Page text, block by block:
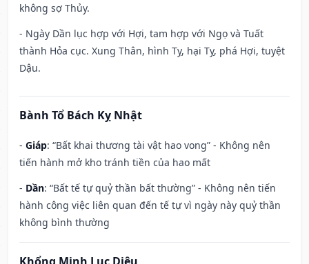
không sợ Thủy.
- Ngày Dần lục hợp với Hợi, tam hợp với Ngọ và Tuất
thành Hỏa cục. Xung Thân, hình Tỵ, hại Tỵ, phá Hợi, tuyệt
Dậu.
Bành Tổ Bách Kỵ Nhật
- Giáp: “Bất khai thương tài vật hao vong” - Không nên
tiến hành mở kho tránh tiền của hao mất
- Dần: “Bất tế tự quỷ thần bất thường” - Không nên tiến
hành công việc liên quan đến tế tự vì ngày này quỷ thần
không bình thường